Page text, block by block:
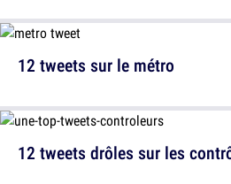
12 tweets sur le métro
12 tweets drôles sur les